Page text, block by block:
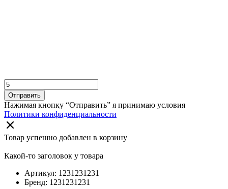
Отправить
Нажимая кнопку “Отправить” я принимаю условия
Политики конфиденциальности
Товар успешно добавлен в корзину
Какой-то заголовок у товара
Артикул: 1231231231
Бренд: 1231231231